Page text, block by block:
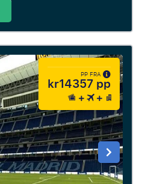
PP FRA
kr14357 pp